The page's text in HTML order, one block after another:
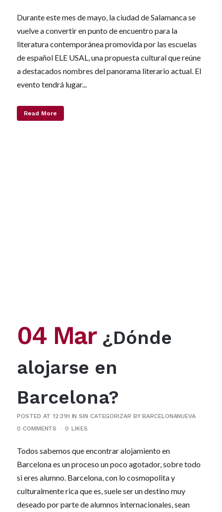
Durante este mes de mayo, la ciudad de Salamanca se
vuelve a convertir en punto de encuentro para la
literatura contemporánea promovida por las escuelas
de español ELE USAL, una propuesta cultural que reúne
a destacados nombres del panorama literario actual. El
evento tendrá lugar...
Read More
04 Mar ¿Dónde
alojarse en
Barcelona?
POSTED AT 12:31H INSIN CATEGORIZAR BYBARCELONANUEVA
0 COMMENTS
0 LIKES
Todos sabemos que encontrar alojamiento en
Barcelona es un proceso un poco agotador, sobre todo
si eres alumno. Barcelona, con lo cosmopolita y
culturalmente rica que es, suele ser un destino muy
deseado por parte de alumnos internacionales, sean